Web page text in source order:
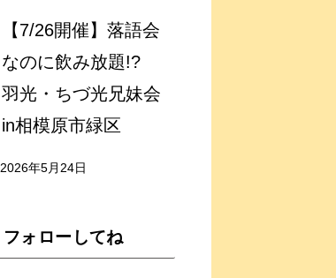
【7/26開催】落語会
なのに飲み放題!?
羽光・ちづ光兄妹会
in相模原市緑区
2026年5月24日
フォローしてね